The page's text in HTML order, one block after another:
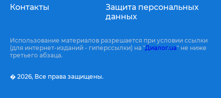
Контакты
Защита персональных
данных
Использование материалов разрешается при условии ссылки
(для интернет-изданий - гиперссылки) на "Диалог.ua" не ниже
третьего абзаца.
� 2026, Все права защищены.